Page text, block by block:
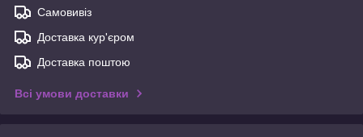
Самовивіз
Доставка кур'єром
Доставка поштою
Всі умови доставки